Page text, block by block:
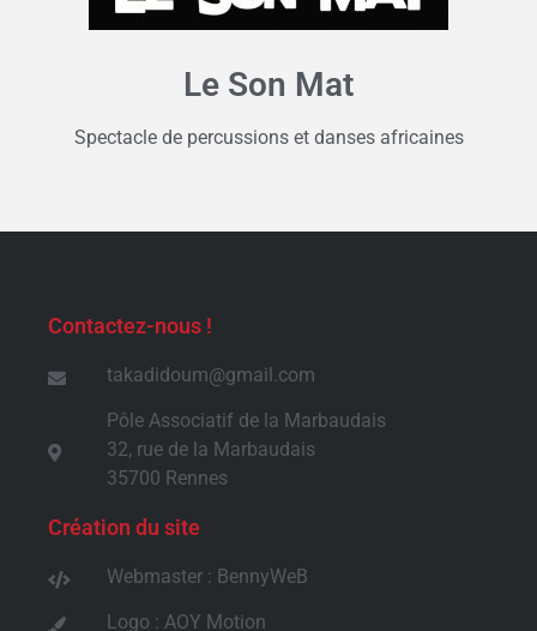
Le Son Mat
Spectacle de percussions et danses africaines
Contactez-nous !
takadidoum@gmail.com
Pôle Associatif de la Marbaudais
32, rue de la Marbaudais
35700 Rennes
Création du site
Webmaster : BennyWeB
Logo : AOY Motion